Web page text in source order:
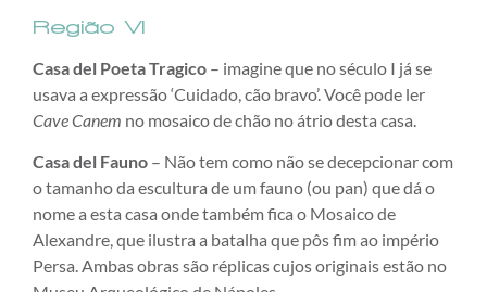
Região VI
Casa del Poeta Tragico – imagine que no século I já se
usava a expressão ‘Cuidado, cão bravo’. Você pode ler
Cave Canem no mosaico de chão no átrio desta casa.
Casa del Fauno – Não tem como não se decepcionar com
o tamanho da escultura de um fauno (ou pan) que dá o
nome a esta casa onde também fica o Mosaico de
Alexandre, que ilustra a batalha que pôs fim ao império
Persa. Ambas obras são réplicas cujos originais estão no